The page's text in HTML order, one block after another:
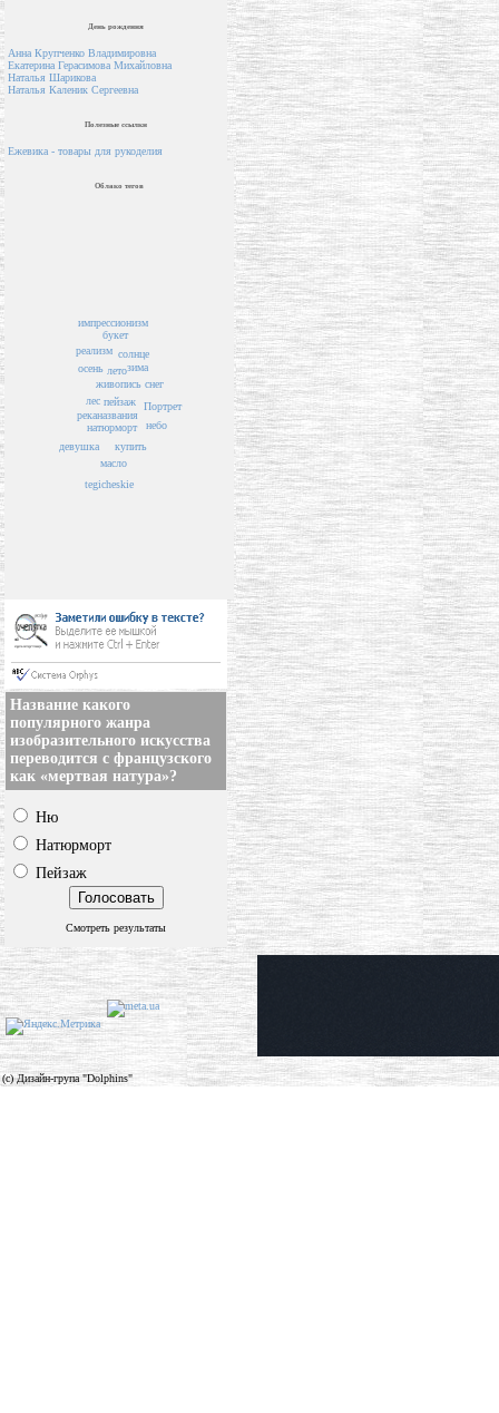
День рождения
Анна Крупченко Владимировна
Екатерина Герасимова Михайловна
Наталья Шарикова
Наталья Каленик Сергеевна
Полезные ссылки
Ежевика - товары для рукоделия
Облако тегов
пейзаж
названия
живопись
лето
натюрморт
купить
солнце
лес
зима
осень
букет
масло
река
снег
tegicheskie
реализм
небо
импрессионизм
Портрет
девушка
Название какого
популярного жанра
изобразительного искусства
переводится с французского
как «мертвая натура»?
Ню
Натюрморт
Пейзаж
Смотреть результаты
(c) Дизайн-група "Dolphins"